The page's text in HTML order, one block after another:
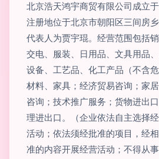
北京浩天鸿宇商贸有限公司成立
注册地位于北京市朝阳区三间房
代表人为贾宇琨。经营范围包括
交电、服装、日用品、文具用品
设备、工艺品、化工产品（不含
材料、家具；经济贸易咨询；家
咨询；技术推广服务；货物进出
理进出口。（企业依法自主选择
活动；依法须经批准的项目，经
准的内容开展经营活动；不得从